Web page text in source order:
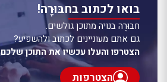
בואו לכתוב בחבּוּרֶה!
חבּוּרֶה בנויה מתוכן גולשים.
גם אתם מעוניינים לכתוב ולהשפיע?
הצטרפו והעלו עכשיו את התוכן שלכם
הצטרפות